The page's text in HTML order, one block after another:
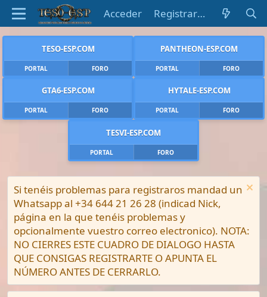
Acceder Registrarse
TESO-ESP.COM
PORTAL FORO
PANTHEON-ESP.COM
PORTAL FORO
GTA6-ESP.COM
PORTAL FORO
HYTALE-ESP.COM
PORTAL FORO
TESVI-ESP.COM
PORTAL FORO
Si tenéis problemas para registraros mandad un
Whatsapp al +34 644 21 26 28 (indicad Nick,
página en la que tenéis problemas y
opcionalmente vuestro correo electronico). NOTA:
NO CIERRES ESTE CUADRO DE DIALOGO HASTA
QUE CONSIGAS REGISTRARTE O APUNTA EL
NÚMERO ANTES DE CERRARLO.